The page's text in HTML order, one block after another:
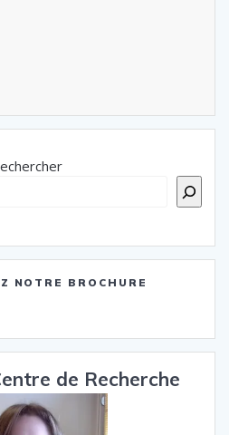
NOTRE BROCHURE
de Recherche